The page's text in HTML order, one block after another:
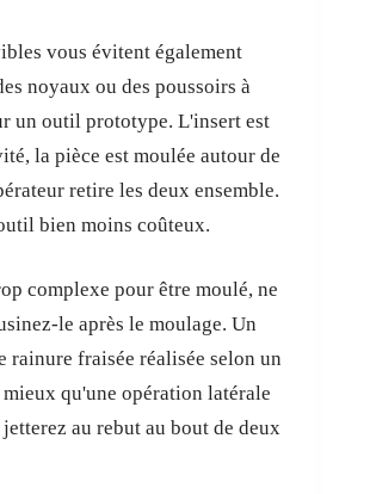
vous évitent également
noyaux ou des poussoirs à
un outil prototype. L'insert est
la pièce est moulée autour de
retire les deux ensemble.
bien moins coûteux.
complexe pour être moulé, ne
le après le moulage. Un
rainure fraisée réalisée selon un
qu'une opération latérale
au rebut au bout de deux